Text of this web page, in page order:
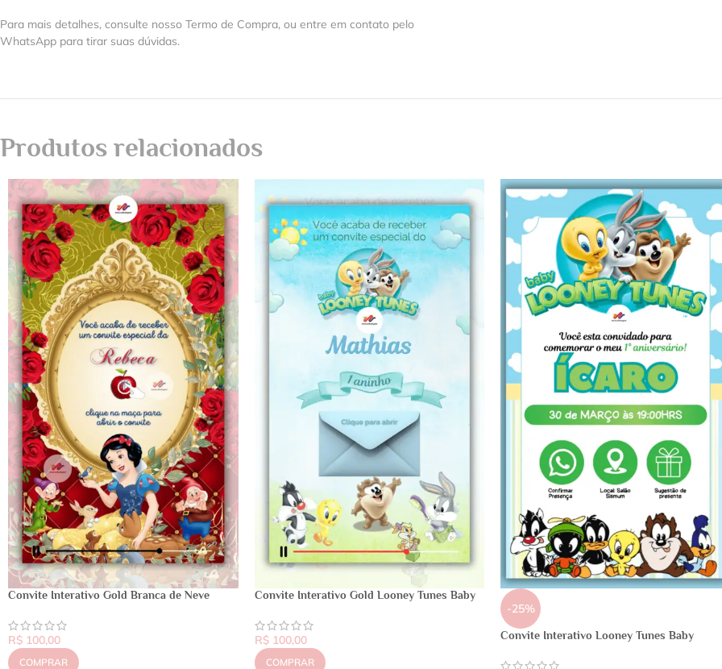
Para mais detalhes, consulte nosso Termo de Compra, ou entre em contato pelo
WhatsApp para tirar suas dúvidas.
Produtos relacionados
Convite Interativo Gold Branca de Neve
R$ 100,00
COMPRAR
Convite Interativo Gold Looney Tunes Baby
R$100,00
COMPRAR
-25%
Convite Interativo Looney Tunes Baby